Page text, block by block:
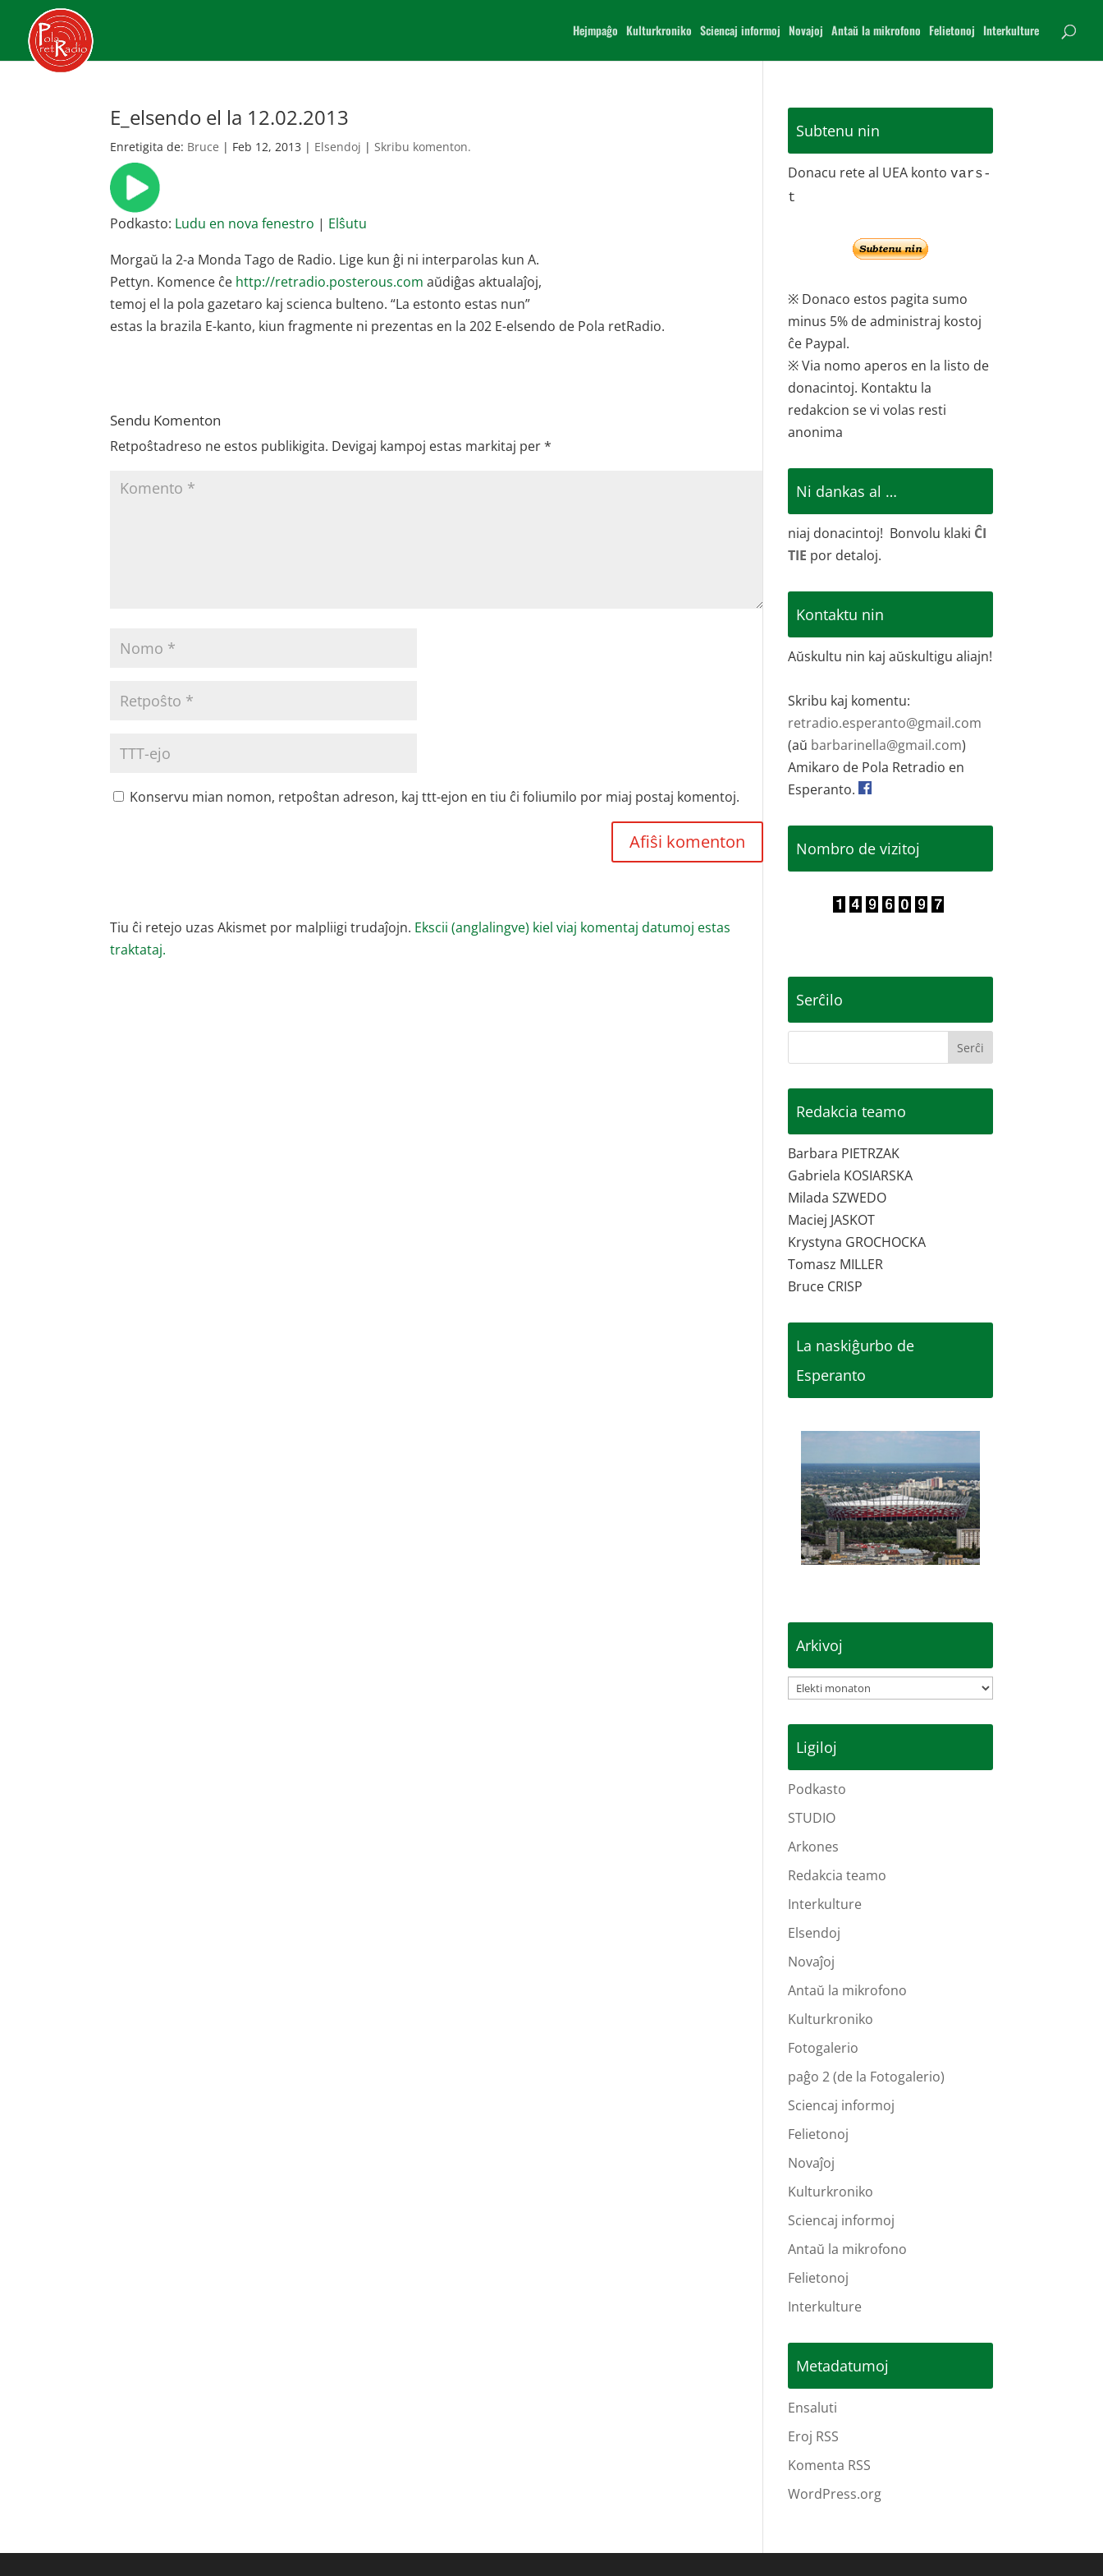
Hejmpaĝo Kulturkroniko Sciencaj informoj Novajoj Antaŭ la mikrofono Felietonoj Interkulture
E_elsendo el la 12.02.2013
Enretigita de: Bruce | Feb 12, 2013 | Elsendoj |Skribu komenton.
Podkasto: Ludu en nova fenestro | Elŝutu
Morgaŭ la 2-a Monda Tago de Radio. Lige kun ĝi ni interparolas kun A.
Pettyn. Komence ĉe http://retradio.posterous.com aŭdiĝas aktualaĵoj,
temoj el la pola gazetaro kaj scienca bulteno. “La estonto estas nun”
estas la brazila E-kanto, kiun fragmente ni prezentas en la 202 E-elsendo de Pola retRadio.
Sendu Komenton
Retpoŝtadreso ne estos publikigita. Devigaj kampoj estas markitaj per*
Konservu mian nomon, retpoŝtan adreson, kaj ttt-ejon en tiu ĉi foliumilo por miaj postaj komentoj.
Tiu ĉi retejo uzas Akismet por malpliigi trudaĵojn. Ekscii (anglalingve) kiel viaj komentaj datumoj estas
traktataj.
Subtenu nin
Donacu rete al UEA kontovars-
t
※ Donaco estos pagita sumo
minus 5% de administraj kostoj
ĉe Paypal.
※ Via nomo aperos en la listo de
donacintoj. Kontaktu la
redakcion se vi volas resti
anonima
Ni dankas al …
niaj donacintoj! Bonvolu klaki ĈI
TIE por detaloj.
Kontaktu nin
Aŭskultu nin kaj aŭskultigu aliajn!
Skribu kaj komentu:
retradio.esperanto@gmail.com
(aŭ barbarinella@gmail.com)
Amikaro de Pola Retradio en
Esperanto.
Nombro de vizitoj
Serĉilo
Redakcia teamo
Barbara PIETRZAK
Gabriela KOSIARSKA
Milada SZWEDO
Maciej JASKOT
Krystyna GROCHOCKA
Tomasz MILLER
Bruce CRISP
La naskiĝurbo de
Esperanto
Arkivoj
Arkivoj
Ligiloj
Podkasto
STUDIO
Arkones
Redakcia teamo
Interkulture
Elsendoj
Novaĵoj
Antaŭ la mikrofono
Kulturkroniko
Fotogalerio
paĝo 2 (de la Fotogalerio)
Sciencaj informoj
Felietonoj
Novaĵoj
Kulturkroniko
Sciencaj informoj
Antaŭ la mikrofono
Felietonoj
Interkulture
Metadatumoj
Ensaluti
Eroj RSS
Komenta RSS
WordPress.org